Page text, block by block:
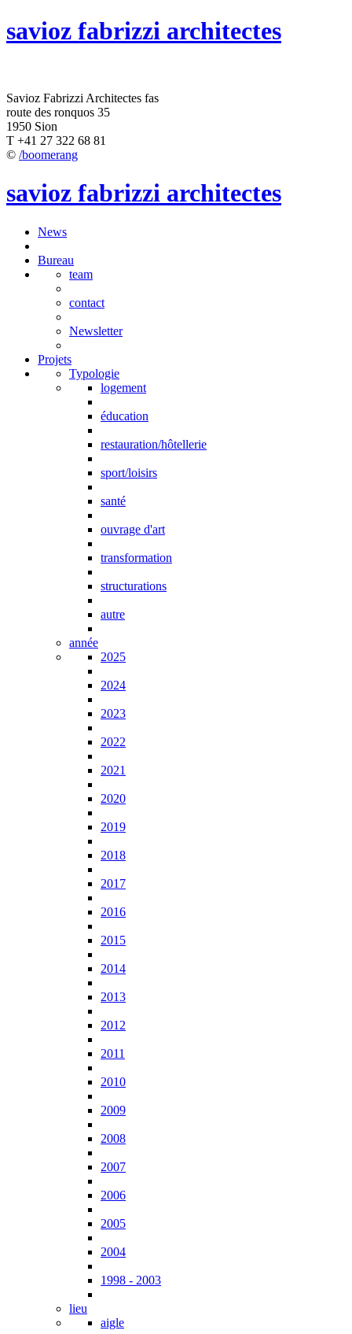
savioz fabrizzi architectes
Savioz Fabrizzi Architectes fas
route des ronquos 35
1950 Sion
T +41 27 322 68 81
© /boomerang
savioz fabrizzi architectes
News
Bureau
team
contact
Newsletter
Projets
Typologie
logement
éducation
restauration/hôtellerie
sport/loisirs
santé
ouvrage d'art
transformation
structurations
autre
année
2025
2024
2023
2022
2021
2020
2019
2018
2017
2016
2015
2014
2013
2012
2011
2010
2009
2008
2007
2006
2005
2004
1998 - 2003
lieu
aigle